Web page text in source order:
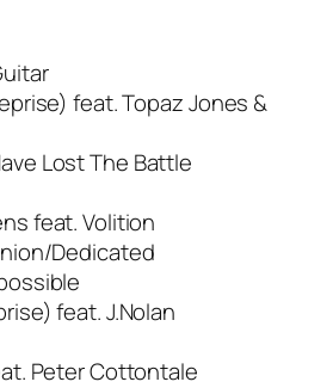
feat. Topaz Jones &
Lost The Battle
feat. Volition
Dedicated
feat. J.Nolan
Peter Cottontale